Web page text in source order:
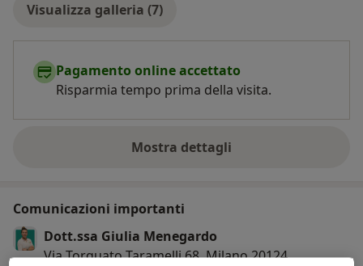
Visualizza galleria (7)
Pagamento online accettato
Risparmia tempo prima della visita.
Mostra dettagli
sull'esperienza
Comunicazioni importanti
Dott.ssa Giulia Menegardo
Via Torquato Taramelli 68, Milano 20124